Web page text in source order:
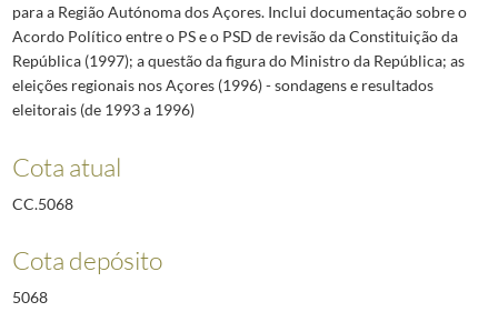
para a Região Autónoma dos Açores. Inclui documentação sobre o
Acordo Político entre o PS e o PSD de revisão da Constituição da
República (1997); a questão da figura do Ministro da República; as
eleições regionais nos Açores (1996) - sondagens e resultados
eleitorais (de 1993 a 1996)
Cota atual
CC.5068
Cota depósito
5068